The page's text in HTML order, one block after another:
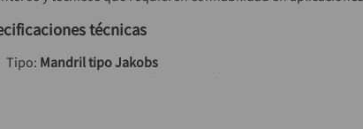
técnicas
Tipo: Mandril tipo Jakobs
1/32” – 1/2” (1 – 13 mm)